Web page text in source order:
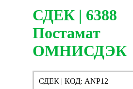
СДЕК | 6388
Постамат
ОМНИСДЭК
СДЕК | КОД: ANP12